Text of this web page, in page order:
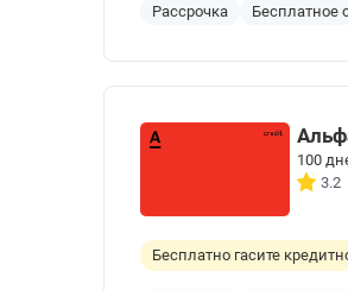
Рассрочка Бесплатное
100
3.2
Бесплатно гасите